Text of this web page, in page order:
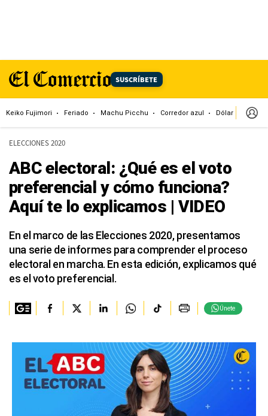
SUSCRÍBETE
Keiko Fujimori Feriado Machu Picchu Corredor azul Dólar
ELECCIONES 2020
ABC electoral: ¿Qué es el voto
preferencial y cómo funciona?
Aquí te lo explicamos | VIDEO
En el marco de las Elecciones 2020, presentamos
una serie de informes para comprender el proceso
electoral en marcha. En esta edición, explicamos qué
es el voto preferencial.
Únete